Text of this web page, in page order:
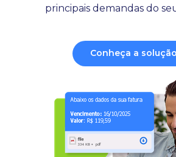
principais demandas do
Conheça a solução